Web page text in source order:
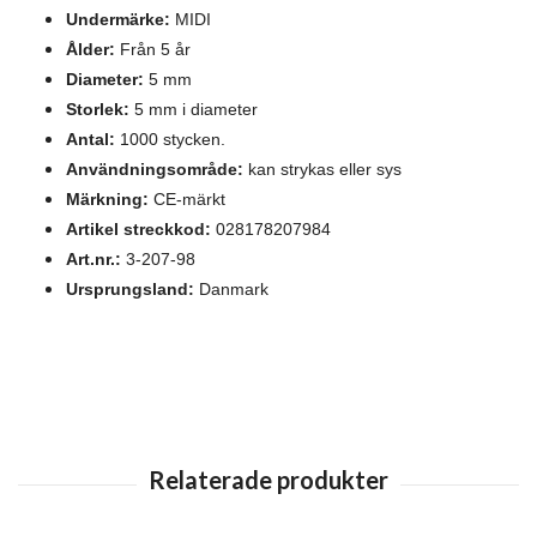
Undermärke: MIDI
Ålder: Från 5 år
Diameter: 5 mm
Storlek: 5 mm i diameter
Antal: 1000 stycken.
Användningsområde: kan strykas eller sys
Märkning: CE-märkt
Artikel streckkod: 028178207984
Art.nr.: 3-207-98
Ursprungsland: Danmark